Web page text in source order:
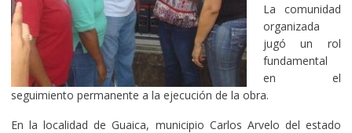
La comunidad
organizada
jugó un rol
fundamental
en el
seguimiento permanente a la ejecución de la obra.
En la localidad de Guaica, municipio Carlos Arvelo del estado